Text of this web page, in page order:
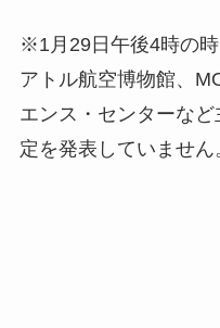
※1月29日午後4時の
アトル航空博物館、
エンス・センターな
定を発表していません